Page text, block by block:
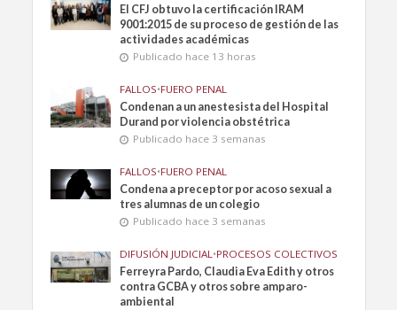
El CFJ obtuvo la certificación IRAM
9001:2015 de su proceso de gestión de las
actividades académicas
Publicado hace 13 horas
FALLOS•FUERO PENAL
Condenan a un anestesista del Hospital
Durand por violencia obstétrica
Publicado hace 3 semanas
FALLOS•FUERO PENAL
Condena a preceptor por acoso sexual a
tres alumnas de un colegio
Publicado hace 3 semanas
DIFUSIÓN JUDICIAL•PROCESOS COLECTIVOS
Ferreyra Pardo, Claudia Eva Edith y otros
contra GCBA y otros sobre amparo-
ambiental